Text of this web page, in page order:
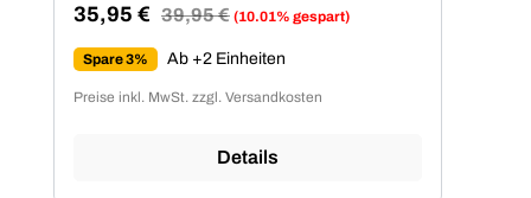
Verkaufspreis:
35,95 € Regulärer Preis:
39,95 € (10.01% gespart)
Spare 3% Ab +2 Einheiten
Preise inkl. MwSt. zzgl. Versandkosten
Details